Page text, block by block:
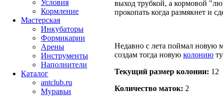
выход трубкой, а кормовой
прокопать когда размякнет и
Недавно с лета поймал новую
создам тогда новую колонию
Текущий размер кoлонии: 12
Количество маток: 2
Условия
Кормление
Мастерская
Инкубаторы
Формикарии
Арены
Инструменты
Наполнители
Каталог
antclub.ru
Муравьи